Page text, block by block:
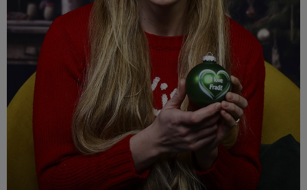
Szakosztályok
Meccscenter
Szolgáltatások